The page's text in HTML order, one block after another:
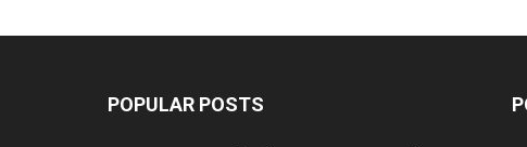
POPULAR POSTS